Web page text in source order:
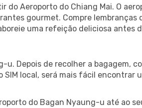
do Aeroporto do Chiang Mai. O
gourmet. Compre
uma refeição deliciosa antes
u. Depois de recolher a bagagem,
local, será mais fácil encontrar
do Bagan Nyaung-u até ao